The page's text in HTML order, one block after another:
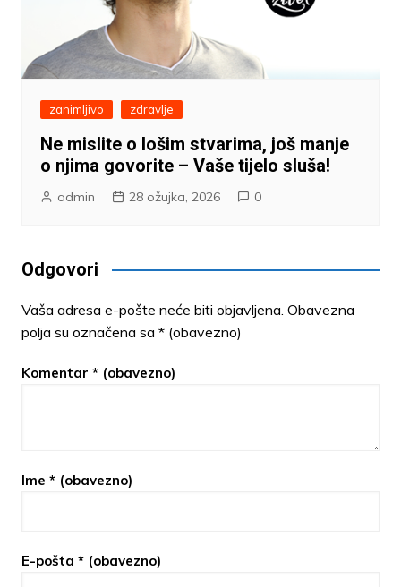
zanimljivo zdravlje
Ne mislite o lošim stvarima, još manje
o njima govorite – Vaše tijelo sluša!
admin 28 ožujka, 2026 0
Odgovori
Vaša adresa e-pošte neće biti objavljena. Obavezna
polja su označena sa * (obavezno)
Komentar * (obavezno)
Ime * (obavezno)
E-pošta * (obavezno)